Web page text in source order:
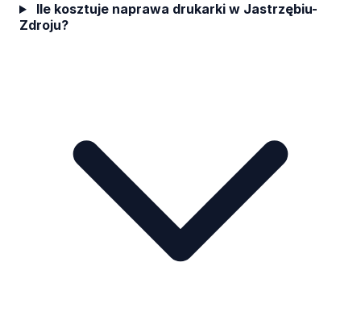
Ile kosztuje naprawa drukarki w Jastrzębiu-
Zdroju?